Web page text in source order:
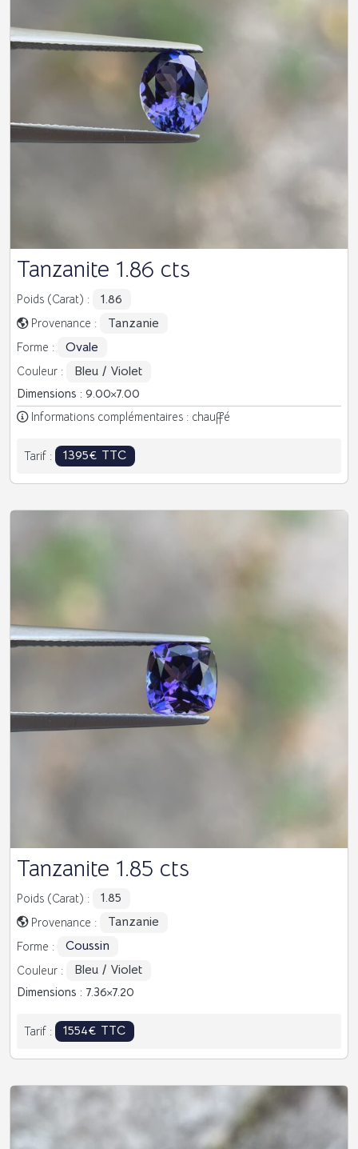
Tanzanite 1.86 cts
Poids (Carat) : 1.86
Provenance : Tanzanie
Forme : Ovale
Couleur : Bleu / Violet
Dimensions : 9.00 7.00
Informations complémentaires : chauffé
Tarif : 1395€ TTC
Tanzanite 1.85 cts
Poids (Carat) : 1.85
Provenance : Tanzanie
Forme : Coussin
Couleur : Bleu / Violet
Dimensions : 7.36 7.20
Tarif : 1554€ TTC